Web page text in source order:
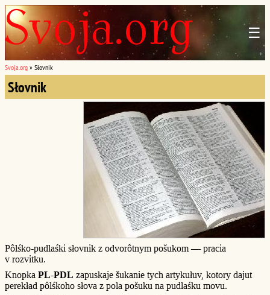
☰
Svoja.org » Słovnik
Słovnik
Pôlśko-pudlaśki słovnik z odvorôtnym pošukom — pracia
v rozvitku.
Knopka PL-PDL zapuskaje šukanie tych artykułuv, kotory dajut
perekład pôlśkoho słova z pola pošuku na pudlaśku movu.